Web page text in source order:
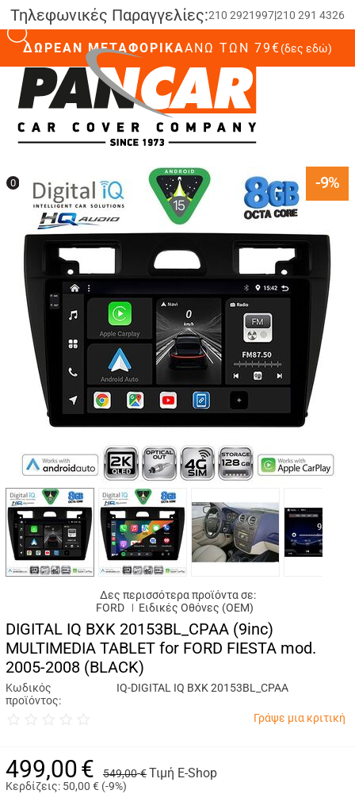
Τηλεφωνικές Παραγγελίες:210 2921997|210 291 4326
ΔΩΡΕΑΝ ΜΕΤΑΦΟΡΙΚΑΆΝΩ ΤΩΝ 79€(δες εδώ)
0
-9%
Δες περισσότερα προϊόντα σε:
FORD
Ειδικές Oθόνες (OEM)
DIGITAL IQ BXK 20153BL_CPAA (9inc)
MULTIMEDIA TABLET for FORD FIESTA mod.
2005-2008 (BLACK)
Κωδικός
προϊόντος:
IQ-DIGITAL IQ BXK 20153BL_CPAA
Γράψε μια κριτική
499,00€ 549,00 €Τιμή E-Shop
Κερδίζεις: 50,00 € (-9%)